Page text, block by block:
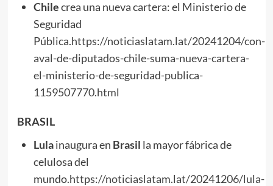
Chilecrea una nueva cartera: el Ministerio de
Seguridad
Pública.https://noticiaslatam.lat/20241204/con-
aval-de-diputados-chile-suma-nueva-cartera-
el-ministerio-de-seguridad-publica-
1159507770.html
BRASIL
Lulainaugura en Brasil la mayor fábrica de
celulosa del
mundo.https://noticiaslatam.lat/20241206/lula-